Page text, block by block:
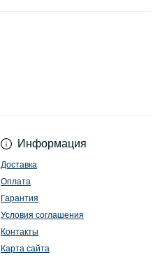
Информация
Доставка
Оплата
Гарантия
Условия соглашения
Контакты
Карта сайта